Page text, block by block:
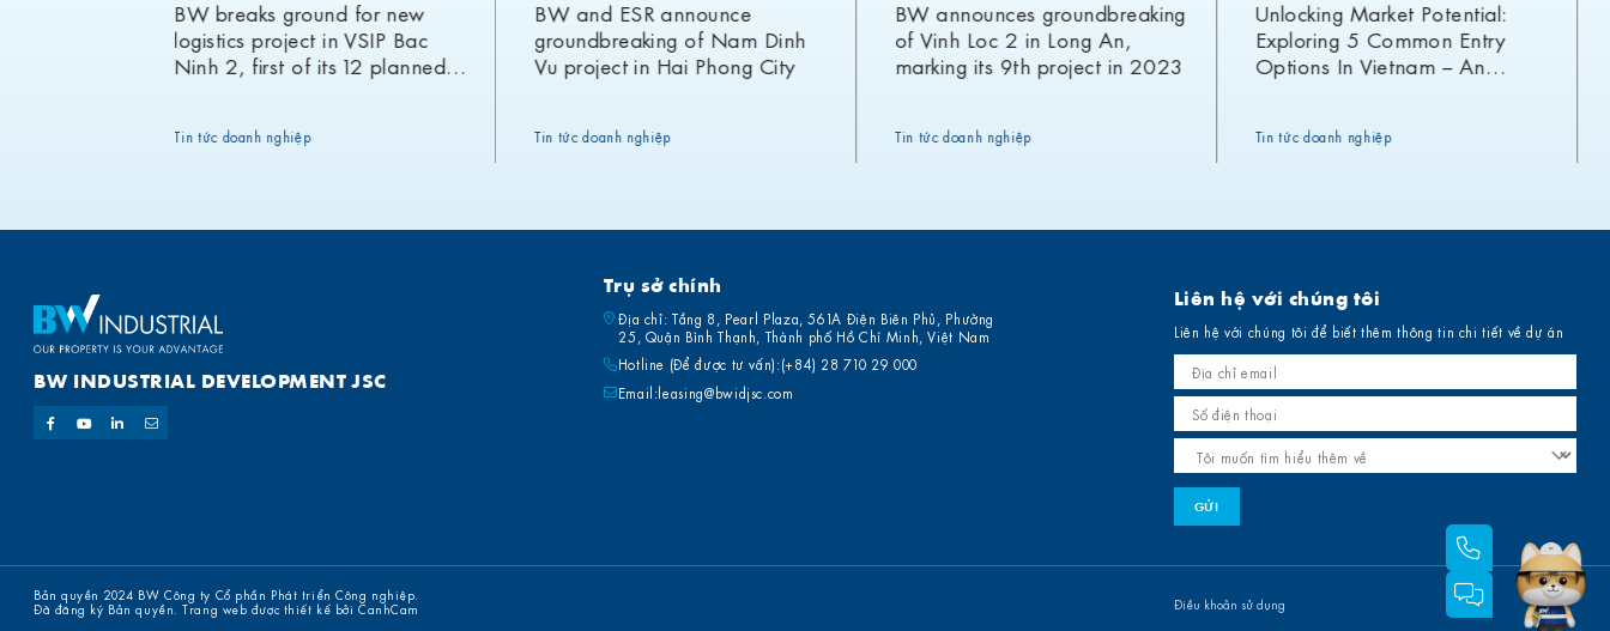
BW breaks ground for new
logistics project in VSIP Bac
Ninh 2, first of its 12 planned
Tin tức doanh nghiệp
BW and ESR announce
groundbreaking of Nam Dinh
Vu project in Hai Phong City
Tin tức doanh nghiệp
BW announces groundbreaking
of Vinh Loc 2 in Long An,
marking its 9th project in 2023
Tin tức doanh nghiệp
Unlocking Market Potential:
Exploring 5 Common Entry
Options In Vietnam – An
Tin tức doanh nghiệp
BW INDUSTRIAL DEVELOPMENT JSC
Trụ sở chính
Địa chỉ: Tầng 8, Pearl Plaza, 561A Điện Biên Phủ, Phường
25, Quận Bình Thạnh, Thành phố Hồ Chí Minh, Việt Nam
Hotline (Để được tư vấn):(+84) 28 710 29 000
Email:leasing@bwidjsc.com
Liên hệ với chúng tôi
Liên hệ với chúng tôi để biết thêm thông tin chi tiết về dự án
Bản quyền 2024 BW Công ty Cổ phần Phát triển Công nghiệp.
Đã đăng ký Bản quyền. Trang web được thiết kế bởi CanhCam
Điều khoản sử dụng